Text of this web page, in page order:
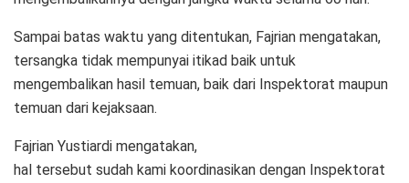
Sampai batas waktu yang ditentukan, Fajrian mengatakan,
tersangka tidak mempunyai itikad baik untuk
mengembalikan hasil temuan, baik dari Inspektorat maupun
temuan dari kejaksaan.
Fajrian Yustiardi mengatakan,
hal tersebut sudah kami koordinasikan dengan Inspektorat